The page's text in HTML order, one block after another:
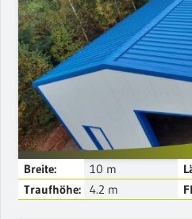
Mehr
Breite: 10 m
Traufhöhe:
4.2 m